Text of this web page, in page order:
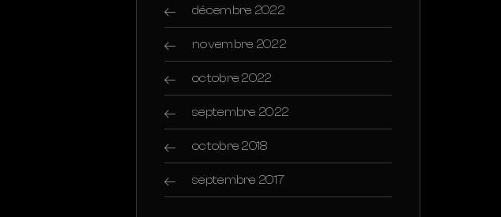
décembre 2022
novembre 2022
octobre 2022
septembre 2022
octobre 2018
septembre 2017